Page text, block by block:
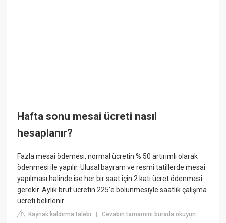
Hafta sonu mesai ücreti nasıl
hesaplanır?
Fazla mesai ödemesi, normal ücretin % 50 artırımlı olarak
ödenmesi ile yapılır. Ulusal bayram ve resmi tatillerde mesai
yapılması halinde ise her bir saat için 2 katı ücret ödenmesi
gerekir. Aylık brüt ücretin 225'e bölünmesiyle saatlik çalışma
ücreti belirlenir.
Kaynak kaldırma talebi |Cevabın tamamını burada okuyun: